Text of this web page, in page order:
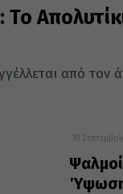
από τον
18